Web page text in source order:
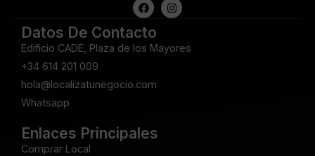
Datos De Contacto
Edificio CADE, Plaza de los Mayores
+34 614 201 009
hola@localizatunegocio.com
Whatsapp
Enlaces Principales
Comprar Local